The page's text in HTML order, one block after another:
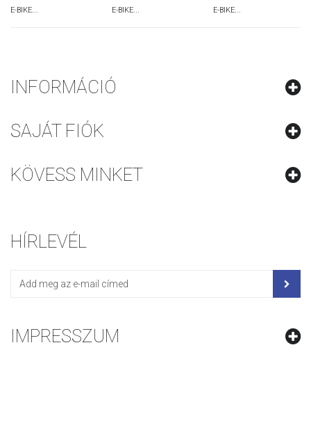
E-BIKE... E-BIKE... E-BIKE...
INFORMÁCIÓ
SAJÁT FIÓK
KÖVESS MINKET
HÍRLEVÉL
IMPRESSZUM